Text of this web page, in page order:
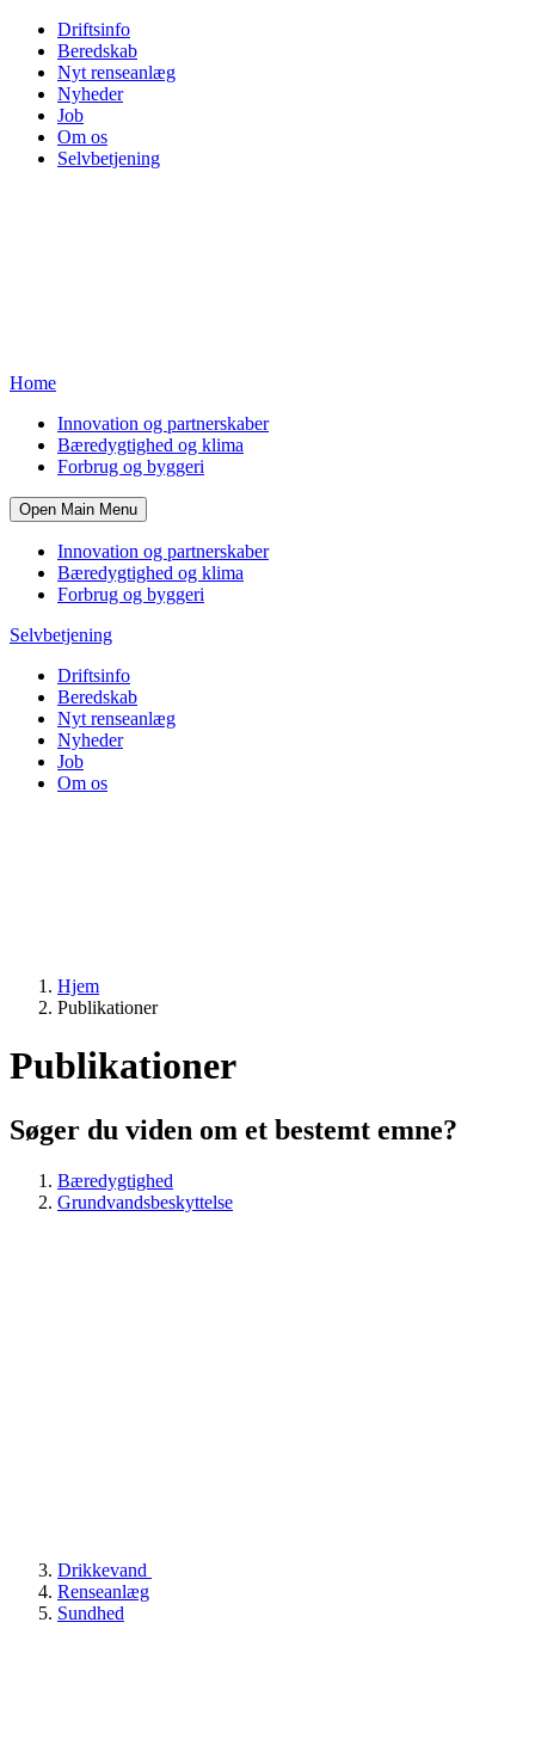
Driftsinfo
Beredskab
Nyt renseanlæg
Nyheder
Job
Om os
Selvbetjening
Home
Innovation og partnerskaber
Bæredygtighed og klima
Forbrug og byggeri
Open Main Menu
Innovation og partnerskaber
Bæredygtighed og klima
Forbrug og byggeri
Selvbetjening
Driftsinfo
Beredskab
Nyt renseanlæg
Nyheder
Job
Om os
Hjem
Publikationer
Publikationer
Søger du viden om et bestemt emne?
Bæredygtighed
Grundvandsbeskyttelse
Drikkevand
Renseanlæg
Sundhed